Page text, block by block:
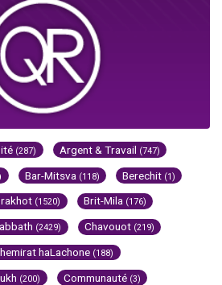
(287) Argent & Travail (747)
Bar-Mitsva (118) Berechit (1)
(1520) Brit-Mila (176)
(2429) Chavouot (219)
haLachone (188)
(200) Communauté (3)